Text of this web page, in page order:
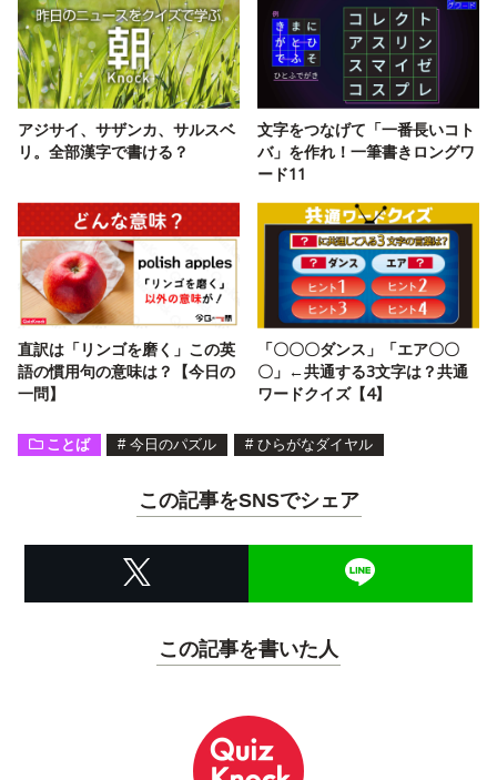
アジサイ、サザンカ、サルスベ
リ。全部漢字で書ける？
文字をつなげて「一番長いコト
バ」を作れ！一筆書きロングワ
ード11
直訳は「リンゴを磨く」この英
語の慣用句の意味は？【今日の
一問】
「〇〇〇ダンス」「エア〇〇
〇」←共通する3文字は？共通
ワードクイズ【4】
ことば # 今日のパズル # ひらがなダイヤル
この記事をSNSでシェア
この記事を書いた人